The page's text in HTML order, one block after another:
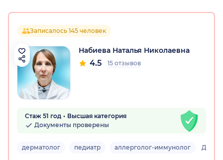
Записалось 145 человек
Набиева Наталья Николаевна
4.5 15 отзывов
Стаж 51 год
Высшая категория
Документы проверены
дерматолог педиатр аллерголог-иммунолог